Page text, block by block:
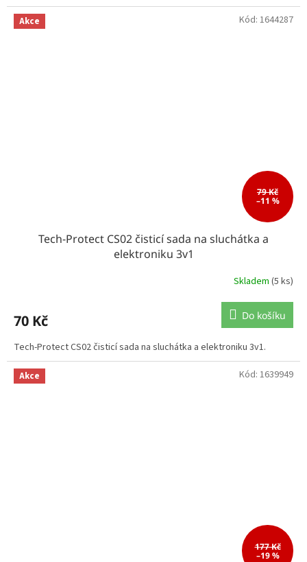
Akce
79 Kč
–11 %
Tech-Protect CS02 čisticí sada na sluchátka a
elektroniku 3v1
Skladem (5 ks)
70 Kč Do košíku
Tech-Protect CS02 čisticí sada na sluchátka a elektroniku 3v1.
Kód: 1644287
Akce
177 Kč
–19 %
Kód: 1639949